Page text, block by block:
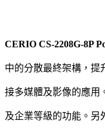
CERIO CS-2208G-8P
中的分散最終架構，提
接多媒體及影像的應用
及企業等級的功能。另